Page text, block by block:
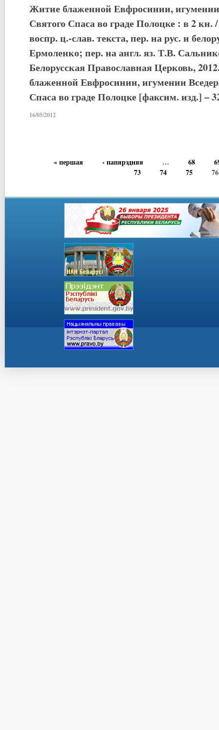
Житие блаженной Евфросинии,
Святого Спаса во граде Полоцке : в 2 кн.
воспр. ц.-слав. текста, пер. на рус. и
Ермоленко; пер. на англ. яз. Т.В.
Белорусская Православная Церковь,
блаженной Евфросинии, игумении
Спаса во граде Полоцке [факсим. изд.] –
16/05/2012
« першая ‹ папярэдняя … 68
73
74 75 76